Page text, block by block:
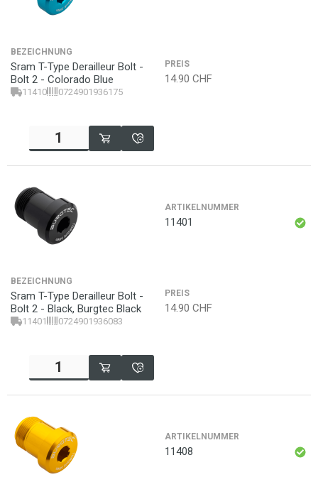
BEZEICHNUNG
Sram T-Type Derailleur Bolt -
Bolt 2 - Colorado Blue
11410 0724901936175
PREIS
14.90 CHF
ARTIKELNUMMER
11401
BEZEICHNUNG
Sram T-Type Derailleur Bolt -
Bolt 2 - Black, Burgtec Black
11401 0724901936083
PREIS
14.90 CHF
ARTIKELNUMMER
11408